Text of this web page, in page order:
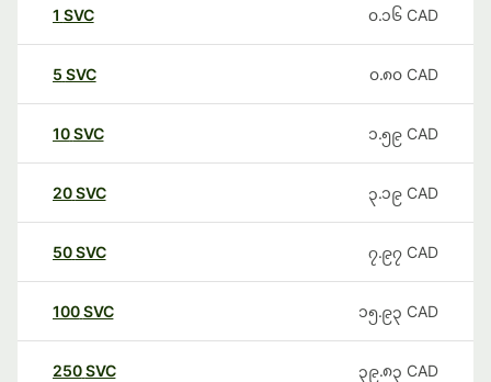
1 SVC ၀.၁၆ CAD
5 SVC ၀.၈၀ CAD
10SVC ၁.၅၉ CAD
20SVC ၃.၁၉ CAD
50SVC ၇.၉၇ CAD
100SVC ၁၅.၉၃ CAD
250SVC ၃၉.၈၃ CAD